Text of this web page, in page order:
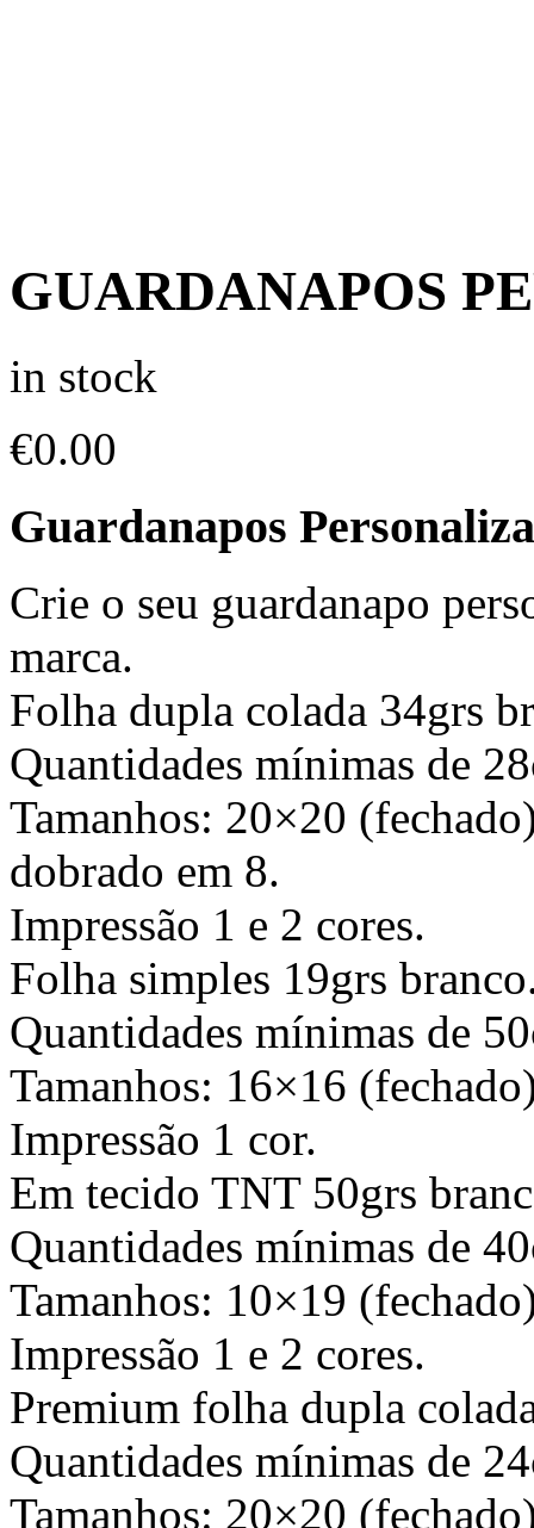
GUARDANAPOS
in stock
€0.00
Guardanapos
Crie o seu guardanapo
marca.
Folha dupla colada 34grs
Quantidades mínimas de
Tamanhos: 20×20
dobrado em 8.
Impressão 1 e 2 cores.
Folha simples 19grs
Quantidades mínimas de
Tamanhos: 16×16
Impressão 1 cor.
Em tecido TNT 50grs
Quantidades mínimas de
Tamanhos: 10×19
Impressão 1 e 2 cores.
Premium folha dupla
Quantidades mínimas de
Tamanhos: 20×20